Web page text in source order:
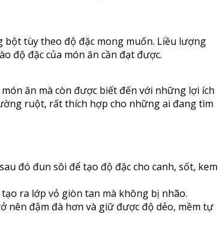
tùy theo độ đặc mong muốn. Liều lượng
độ đặc của món ăn cần đạt được.
ăn mà còn được biết đến với những lợi ích
ruột, rất thích hợp cho những ai đang tìm
đó đun sôi để tạo độ đặc cho canh, sốt, kem
ra lớp vỏ giòn tan mà không bị nhão.
nên đậm đà hơn và giữ được độ dẻo, mềm tự